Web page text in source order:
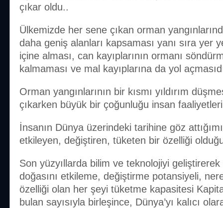
çıkar oldu..
Ülkemizde her sene çıkan orman
daha geniş alanları kapsaması yanı sıra yer
içine alması, can kayıplarının ormanı
kalmaması ve mal kayıplarına da yol
Orman yangınlarının bir kısmı yıldırım
çıkarken büyük bir çoğunluğu insan
İnsanın Dünya üzerindeki tarihine göz
etkileyen, değiştiren, tüketen bir özelliği
Son yüzyıllarda bilim ve teknolojiyi
doğasını etkileme, değiştirme potansiyeli,
özelliği olan her şeyi tüketme kapasitesi
bulan sayısıyla birleşince, Dünya’yı kalıcı